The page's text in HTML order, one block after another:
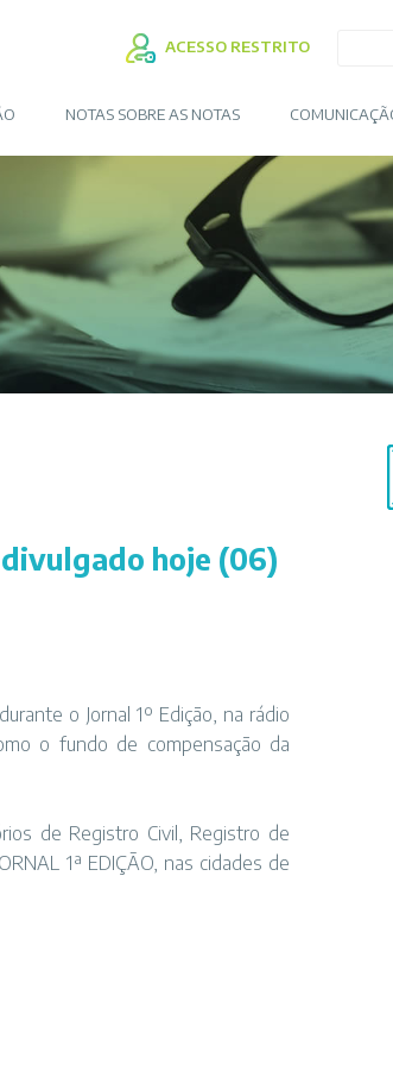
ACESSO RESTRITO
NOTAS SOBRE AS NOTAS
hoje (06)
o Jornal 1º Edição, na rádio
o fundo de compensação da
de Registro Civil, Registro de
1ª EDIÇÃO, nas cidades de